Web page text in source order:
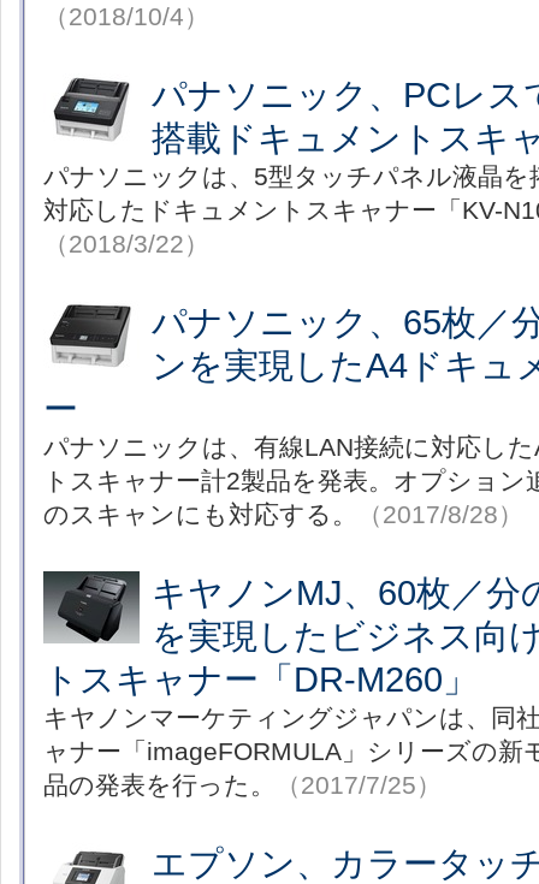
（2018/10/4）
パナソニック、PCレス
搭載ドキュメントスキ
パナソニックは、5型タッチパネル液晶を
対応したドキュメントスキャナー「KV-
（2018/3/22）
パナソニック、65枚／
ンを実現したA4ドキュ
ー
パナソニックは、有線LAN接続に対応し
トスキャナー計2製品を発表。オプショ
のスキャンにも対応する。
（2017/8/28）
キヤノンMJ、60枚／分
を実現したビジネス向
トスキャナー「DR-M260」
キヤノンマーケティングジャパンは、同
ャナー「imageFORMULA」シリーズの新
品の発表を行った。
（2017/7/25）
エプソン、カラータッ